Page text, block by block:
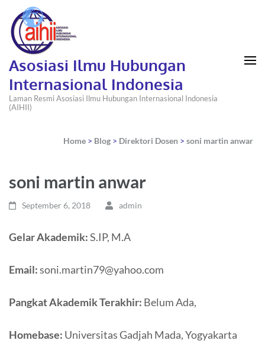
Asosiasi Ilmu Hubungan
Internasional Indonesia
Laman Resmi Asosiasi Ilmu Hubungan Internasional Indonesia
(AIHII)
Home > Blog > Direktori Dosen > soni martin anwar
soni martin anwar
September 6, 2018 admin
Gelar Akademik:S.IP, M.A
Email:soni.martin79@yahoo.com
Pangkat Akademik Terakhir: Belum Ada,
Homebase: Universitas Gadjah Mada, Yogyakarta